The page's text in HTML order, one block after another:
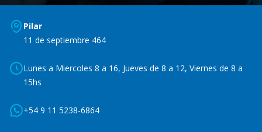
Pilar
11 de septiembre 464
Lunes a Miercoles 8 a 16, Jueves de 8 a 12, Viernes de 8 a
15hs
+54 9 11 5238-6864